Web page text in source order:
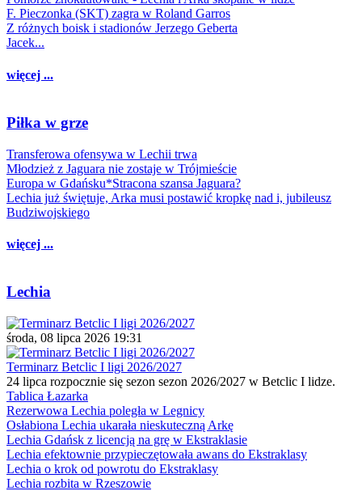
F. Pieczonka (SKT) zagra w Roland Garros
Z różnych boisk i stadionów Jerzego Geberta
Jacek...
więcej ...
Piłka w grze
Transferowa ofensywa w Lechii trwa
Młodzież z Jaguara nie zostaje w Trójmieście
Europa w Gdańsku*Stracona szansa Jaguara?
Lechia już świętuje, Arka musi postawić kropkę nad i, jubileusz
Budziwojskiego
więcej ...
Lechia
środa, 08 lipca 2026 19:31
Terminarz Betclic I ligi 2026/2027
24 lipca rozpocznie się sezon sezon 2026/2027 w Betclic I lidze.
Tablica Łazarka
Rezerwowa Lechia poległa w Legnicy
Osłabiona Lechia ukarała nieskuteczną Arkę
Lechia Gdańsk z licencją na grę w Ekstraklasie
Lechia efektownie przypieczętowała awans do Ekstraklasy
Lechia o krok od powrotu do Ekstraklasy
Lechia rozbita w Rzeszowie